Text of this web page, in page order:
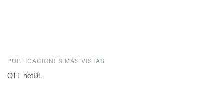
PUBLICACIONES MÁS VISTAS
OTT netDL